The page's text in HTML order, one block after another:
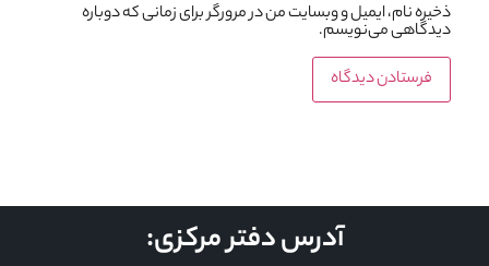
ذخیره نام، ایمیل و وبسایت من در مرورگر برای زمانی که دوباره
دیدگاهی می‌نویسم.
آدرس دفتر مرکزی: